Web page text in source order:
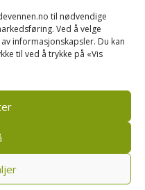
til nødvendige
Ved å velge
informasjonskapsler. Du kan
til ved å trykke på «Vis
4001 Stavanger